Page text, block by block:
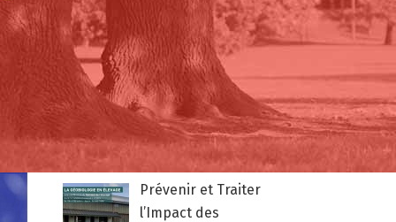
Prévenir et Traiter
l’Impact des